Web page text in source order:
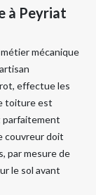
à Peyriat
mécanique
effectue les
toiture est
parfaitement
couvreur doit
par mesure de
le sol avant